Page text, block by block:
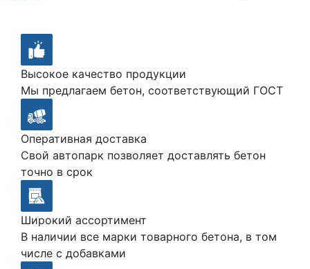
Высокое качество продукции
Мы предлагаем бетон, соответствующий ГОСТ
Оперативная доставка
Свой автопарк позволяет доставлять бетон
точно в срок
Широкий ассортимент
В наличии все марки товарного бетона, в том
числе с добавками